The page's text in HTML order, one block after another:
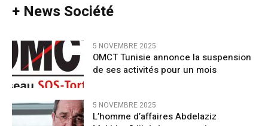
+ News Société
5 NOVEMBRE 2025
OMCT Tunisie annonce la suspension
de ses activités pour un mois
5 NOVEMBRE 2025
L’homme d’affaires Abdelaziz